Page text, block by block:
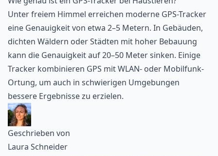
Unter freiem Himmel erreichen moderne GPS-Tracker
eine Genauigkeit von etwa 2–5 Metern. In Gebäuden,
dichten Wäldern oder Städten mit hoher Bebauung
kann die Genauigkeit auf 20–50 Meter sinken. Einige
Tracker kombinieren GPS mit WLAN- oder Mobilfunk-
Ortung, um auch in schwierigen Umgebungen
bessere Ergebnisse zu erzielen.
Geschrieben von
Laura Schneider